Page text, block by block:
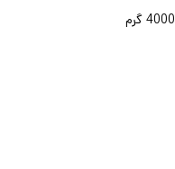
4000 گرم